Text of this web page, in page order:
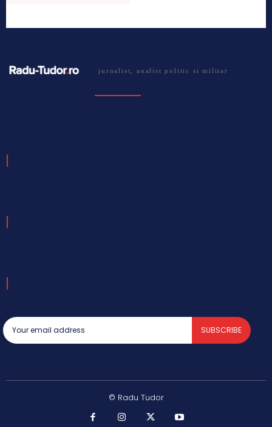
jurnalist, analist politic si militar
SUBSCRIBE
© Radu Tudor